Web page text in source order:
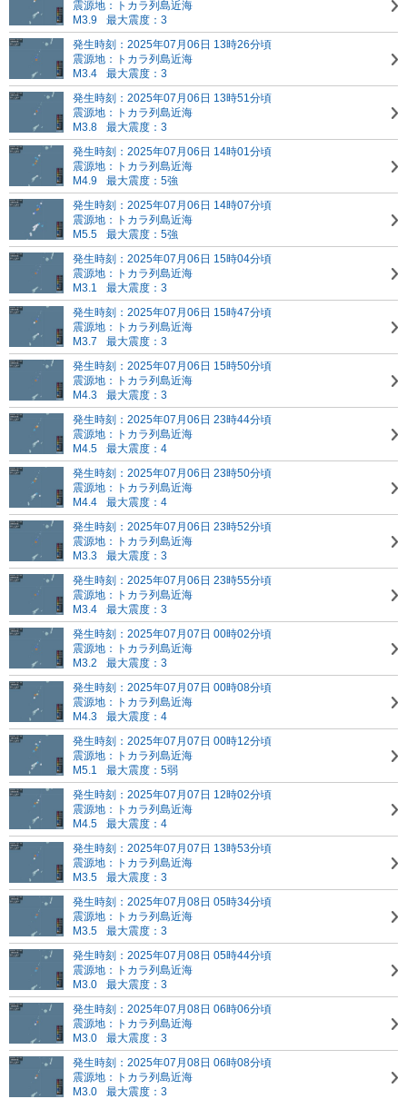
震源地：トカラ列島近海
M3.9
最大震度：3
発生時刻：2025年07月06日 13時26分頃
震源地：トカラ列島近海
M3.4
最大震度：3
発生時刻：2025年07月06日 13時51分頃
震源地：トカラ列島近海
M3.8
最大震度：3
発生時刻：2025年07月06日 14時01分頃
震源地：トカラ列島近海
M4.9
最大震度：5強
発生時刻：2025年07月06日 14時07分頃
震源地：トカラ列島近海
M5.5
最大震度：5強
発生時刻：2025年07月06日 15時04分頃
震源地：トカラ列島近海
M3.1
最大震度：3
発生時刻：2025年07月06日 15時47分頃
震源地：トカラ列島近海
M3.7
最大震度：3
発生時刻：2025年07月06日 15時50分頃
震源地：トカラ列島近海
M4.3
最大震度：3
発生時刻：2025年07月06日 23時44分頃
震源地：トカラ列島近海
M4.5
最大震度：4
発生時刻：2025年07月06日 23時50分頃
震源地：トカラ列島近海
M4.4
最大震度：4
発生時刻：2025年07月06日 23時52分頃
震源地：トカラ列島近海
M3.3
最大震度：3
発生時刻：2025年07月06日 23時55分頃
震源地：トカラ列島近海
M3.4
最大震度：3
発生時刻：2025年07月07日 00時02分頃
震源地：トカラ列島近海
M3.2
最大震度：3
発生時刻：2025年07月07日 00時08分頃
震源地：トカラ列島近海
M4.3
最大震度：4
発生時刻：2025年07月07日 00時12分頃
震源地：トカラ列島近海
M5.1
最大震度：5弱
発生時刻：2025年07月07日 12時02分頃
震源地：トカラ列島近海
M4.5
最大震度：4
発生時刻：2025年07月07日 13時53分頃
震源地：トカラ列島近海
M3.5
最大震度：3
発生時刻：2025年07月08日 05時34分頃
震源地：トカラ列島近海
M3.5
最大震度：3
発生時刻：2025年07月08日 05時44分頃
震源地：トカラ列島近海
M3.0
最大震度：3
発生時刻：2025年07月08日 06時06分頃
震源地：トカラ列島近海
M3.0
最大震度：3
発生時刻：2025年07月08日 06時08分頃
震源地：トカラ列島近海
M3.0
最大震度：3